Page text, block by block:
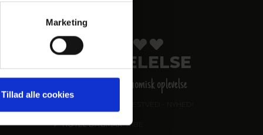
Marketing
Tillad alle cookies
FORKÆLELSE
Helstøbt gastronomisk oplevelse
HOTEL DAGMAR, RIBE